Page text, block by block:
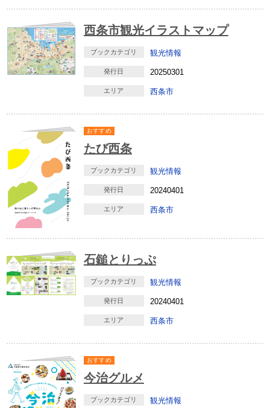
西条市観光イラストマップ
ブックカテゴリ 観光情報
発行日 20250301
エリア 西条市
おすすめ
たび西条
ブックカテゴリ 観光情報
発行日 20240401
エリア 西条市
石鎚とりっぷ
ブックカテゴリ 観光情報
発行日 20240401
エリア 西条市
おすすめ
今治グルメ
ブックカテゴリ 観光情報